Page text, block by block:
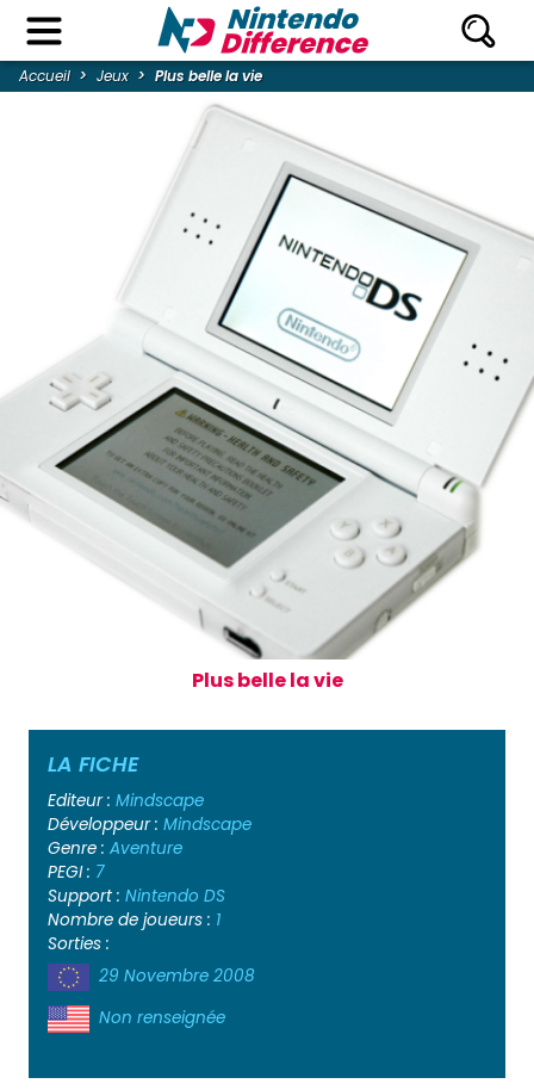
Accueil Jeux Plus belle la vie
Plus belle la vie
LA FICHE
Editeur : Mindscape
Développeur : Mindscape
Genre : Aventure
PEGI : 7
Support : Nintendo DS
Nombre de joueurs : 1
Sorties :
29 Novembre 2008
Non renseignée